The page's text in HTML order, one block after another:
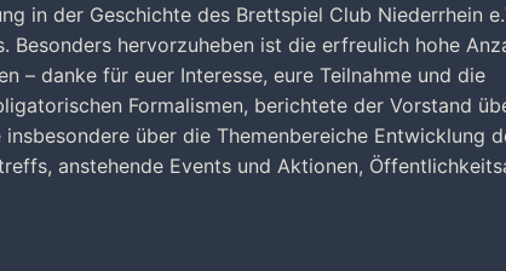
in der Geschichte des Brettspiel Club Niederrhein
Besonders hervorzuheben ist die erfreulich hohe
– danke für euer Interesse, eure Teilnahme und die
Formalismen, berichtete der Vorstand
über die Themenbereiche Entwicklung
anstehende Events und Aktionen,